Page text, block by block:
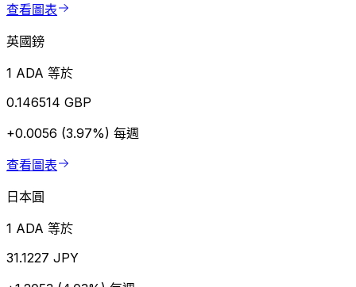
查看圖表
英國鎊
1 ADA 等於
0.146514 GBP
+0.0056 (3.97%) 每週
查看圖表
日本圓
1 ADA 等於
31.1227 JPY